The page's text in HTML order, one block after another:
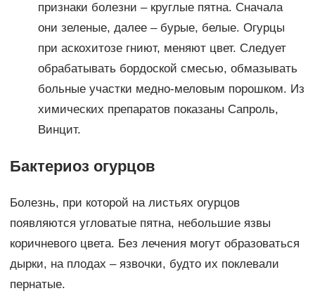
признаки болезни – круглые пятна. Сначала
они зеленые, далее – бурые, белые. Огурцы
при аскохитозе гниют, меняют цвет. Следует
обрабатывать бордоской смесью, обмазывать
больные участки медно-меловым порошком. Из
химических препаратов показаны Сапроль,
Винцит.
Бактериоз огурцов
Болезнь, при которой на листьях огурцов
появляются угловатые пятна, небольшие язвы
коричневого цвета. Без лечения могут образоваться
дырки, на плодах – язвочки, будто их поклевали
пернатые.